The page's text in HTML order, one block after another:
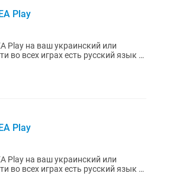
Play
Play на ваш украинский или
Play
Play на ваш украинский или